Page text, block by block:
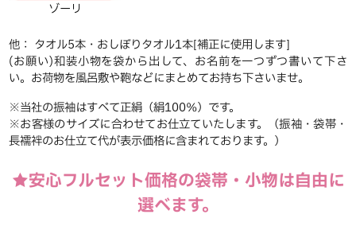
ゾーリ
他： タオル5本・おしぼりタオル1本[補正に使用します]
(お願い)和装小物を袋から出して、お名前を一つずつ書いて下さ
い。お荷物を風呂敷や鞄などにまとめてお持ち下さいませ。
※当社の振袖はすべて正絹（絹100％）です。
※お客様のサイズに合わせてお仕立ていたします。（振袖・袋帯・
長襦袢のお仕立て代が表示価格に含まれております。）
★安心フルセット価格の袋帯・小物は自由に
選べます。